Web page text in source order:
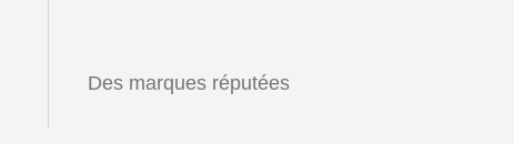
Des marques réputées